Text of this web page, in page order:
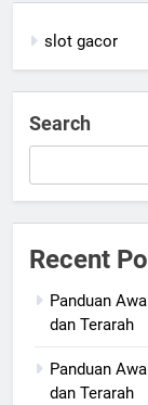
slot gacor
Search
Recent
Panduan
dan Terarah
Panduan
dan Terarah